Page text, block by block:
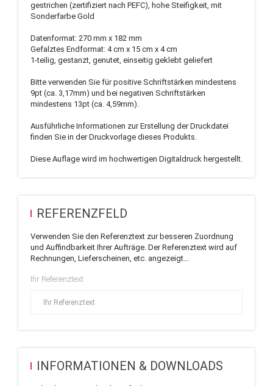
gestrichen (zertifiziert nach PEFC), hohe Steifigkeit, mit
Sonderfarbe Gold
Datenformat: 270 mm x 182 mm
Gefalztes Endformat: 4 cm x 15 cm x 4 cm
1-teilig, gestanzt, genutet, einseitig geklebt geliefert
Bitte verwenden Sie für positive Schriftstärken mindestens
9pt (ca. 3,17mm) und bei negativen Schriftstärken
mindestens 13pt (ca. 4,59mm).
Ausführliche Informationen zur Erstellung der Druckdatei
finden Sie in der Druckvorlage dieses Produkts.
Diese Auflage wird im hochwertigen Digitaldruck hergestellt.
REFERENZFELD
Verwenden Sie den Referenztext zur besseren Zuordnung
und Auffindbarkeit Ihrer Aufträge. Der Referenztext wird auf
Rechnungen, Lieferscheinen, etc. angezeigt...
Ihr Referenztext
INFORMATIONEN & DOWNLOADS